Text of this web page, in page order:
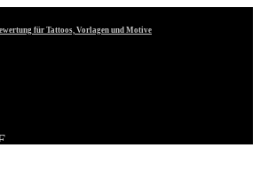
für Tattoos, Vorlagen und Motive